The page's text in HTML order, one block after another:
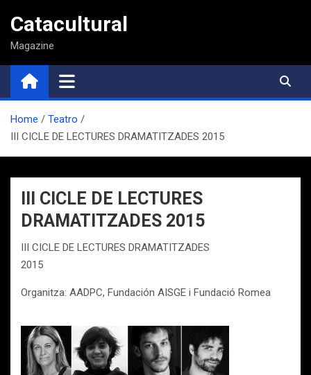
contenido
Catacultural
Magazine
Home
Teatro
III CICLE DE LECTURES DRAMATITZADES 2015
III CICLE DE LECTURES
DRAMATITZADES 2015
III CICLE DE LECTURES DRAMATITZADES
2015
Organitza: AADPC, Fundación AISGE i Fundació Romea